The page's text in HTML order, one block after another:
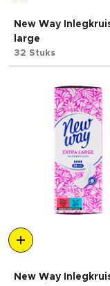
New Way
large
32 Stuks
New Way